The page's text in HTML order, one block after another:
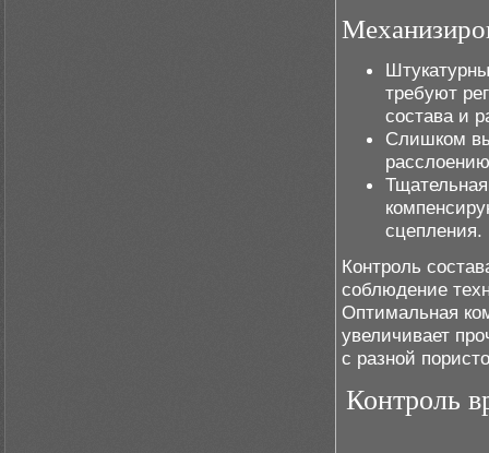
требуют
состава и
Слишком
Тщательная
сцепления.
Контроль
соблюдение
Оптимальная
увеличивает
с разной
Контроль